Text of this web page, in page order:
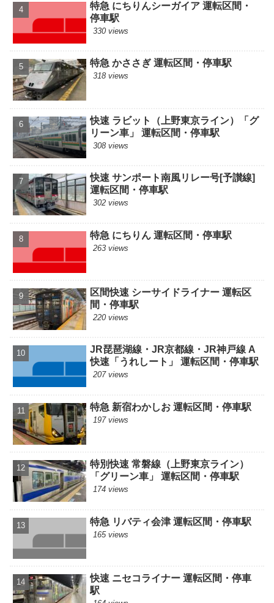
特急 にちりんシーガイア 運転区間・
停車駅
330 views
特急 かささぎ 運転区間・停車駅
318 views
快速 ラビット（上野東京ライン）「グ
リーン車」 運転区間・停車駅
308 views
快速 サンポート南風リレー号[予讃線]
運転区間・停車駅
302 views
特急 にちりん 運転区間・停車駅
263 views
区間快速 シーサイドライナー 運転区
間・停車駅
220 views
JR琵琶湖線・JR京都線・JR神戸線 A
快速「うれしート」 運転区間・停車駅
207 views
特急 新宿わかしお 運転区間・停車駅
197 views
特別快速 常磐線（上野東京ライン）
「グリーン車」 運転区間・停車駅
174 views
特急 リバティ会津 運転区間・停車駅
165 views
快速 ニセコライナー 運転区間・停車
駅